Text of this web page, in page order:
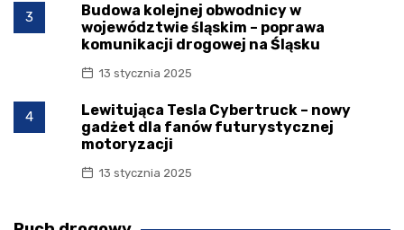
3
Budowa kolejnej obwodnicy w
województwie śląskim – poprawa
komunikacji drogowej na Śląsku
13 stycznia 2025
4
Lewitująca Tesla Cybertruck – nowy
gadżet dla fanów futurystycznej
motoryzacji
13 stycznia 2025